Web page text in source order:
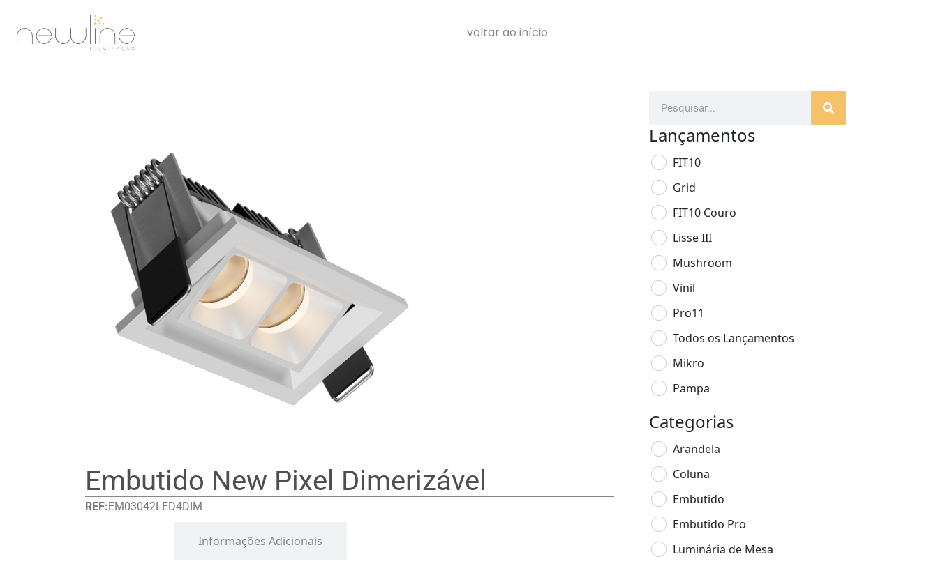
voltar ao início
Embutido New Pixel Dimerizável
REF:EM03042LED4DIM
Informações Adicionais
Lançamentos
FIT10
Grid
FIT10 Couro
Lisse III
Mushroom
Vinil
Pro11
Todos os Lançamentos
Mikro
Pampa
Categorias
Arandela
Coluna
Embutido
Embutido Pro
Luminária de Mesa